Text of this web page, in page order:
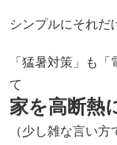
シンプルにそれだ
「猛暑対策」も
て
家を高断熱
（少し雑な言い方